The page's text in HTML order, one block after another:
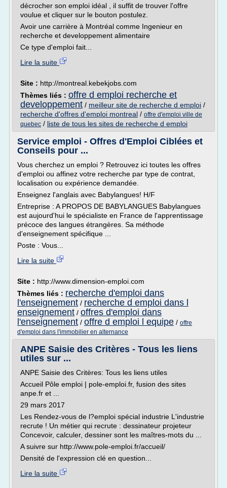
décrocher son emploi idéal , il suffit de trouver l'offre
voulue et cliquer sur le bouton postulez.
Avoir une carrière à Montréal comme Ingenieur en
recherche et developpement alimentaire
Ce type d'emploi fait...
Lire la suite
Site : http://montreal.kebekjobs.com
Thèmes liés : offre d emploi recherche et
developpement / meilleur site de recherche d emploi /
recherche d'offres d'emploi montreal / offre d'emploi ville de
quebec / liste de tous les sites de recherche d emploi
Service emploi - Offres d'Emploi Ciblées et
Conseils pour ...
Vous cherchez un emploi ? Retrouvez ici toutes les offres
d'emploi ou affinez votre recherche par type de contrat,
localisation ou expérience demandée.
Enseignez l'anglais avec Babylangues! H/F
Entreprise : A PROPOS DE BABYLANGUES Babylangues
est aujourd'hui le spécialiste en France de l'apprentissage
précoce des langues étrangères. Sa méthode
d'enseignement spécifique ...
Poste : Vous...
Lire la suite
Site : http://www.dimension-emploi.com
Thèmes liés : recherche d'emploi dans
l'enseignement / recherche d emploi dans l
enseignement / offres d'emploi dans
l'enseignement / offre d emploi l equipe / offre
d'emploi dans l'immobilier en alternance
ANPE Saisie des Critères - Tous les liens
utiles sur ...
ANPE Saisie des Critères: Tous les liens utiles
Accueil Pôle emploi | pole-emploi.fr, fusion des sites
anpe.fr et ...
29 mars 2017
Les Rendez-vous de l?emploi spécial industrie L'industrie
recrute ! Un métier qui recrute : dessinateur projeteur
Concevoir, calculer, dessiner sont les maîtres-mots du ...
A suivre sur http://www.pole-emploi.fr/accueil/
Densité de l'expression clé en question...
Lire la suite